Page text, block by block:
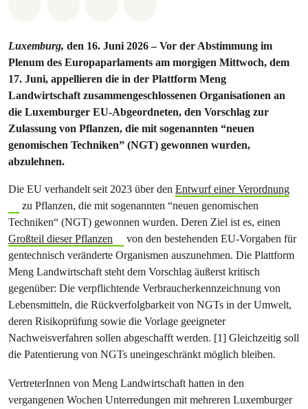
Luxemburg, den 16. Juni 2026 – Vor der Abstimmung im
Plenum des Europaparlaments am morgigen Mittwoch, dem
17. Juni, appellieren die in der Plattform Meng
Landwirtschaft zusammengeschlossenen Organisationen an
die Luxemburger EU-Abgeordneten, den Vorschlag zur
Zulassung von Pflanzen, die mitsogenannten “neuen
genomischen Techniken” (NGT) gewonnen wurden,
abzulehnen.
Die EU verhandelt seit 2023 über den Entwurf einer Verordnung
zu Pflanzen, die mit sogenannten “neuen genomischen
Techniken“ (NGT) gewonnen wurden. Deren Ziel ist es, einen
Großteil dieser Pflanzen
von den bestehenden EU-Vorgaben für
gentechnisch veränderte Organismen auszunehmen. Die Plattform
Meng Landwirtschaft steht dem Vorschlag äußerst kritisch
gegenüber: Die verpflichtende Verbraucherkennzeichnung von
Lebensmitteln, die Rückverfolgbarkeit von NGTs in der Umwelt,
deren Risikoprüfung sowie die Vorlage geeigneter
Nachweisverfahren sollen abgeschafft werden. [1] Gleichzeitig soll
die Patentierung von NGTs uneingeschränkt möglich bleiben.
VertreterInnen von Meng Landwirtschaft hatten in den
vergangenen Wochen Unterredungen mit mehreren Luxemburger